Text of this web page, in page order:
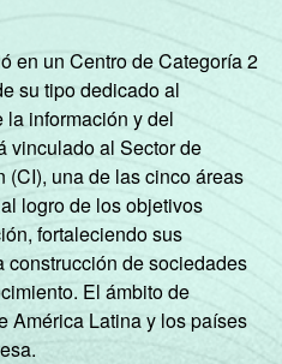
en un Centro de Categoría 2
su tipo dedicado al
información y del
vinculado al Sector de
una de las cinco áreas
logro de los objetivos
fortaleciendo sus
construcción de sociedades
El ámbito de
América Latina y los países